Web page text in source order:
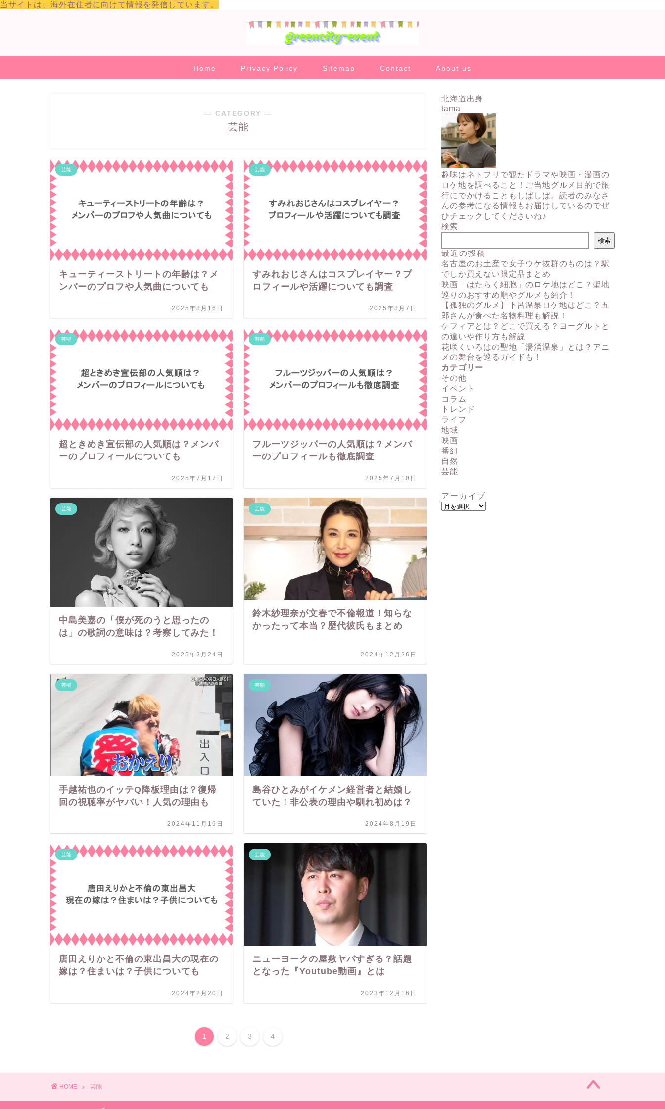
当サイトは、海外在住者に向けて情報を発信しています。
Home Privacy Policy Sitemap Contact About us
― CATEGORY ―
芸能
芸能
キューティーストリートの年齢は？メ
ンバーのプロフや人気曲についても
2025年8月16日
芸能
すみれおじさんはコスプレイヤー？プ
ロフィールや活躍についても調査
2025年8月7日
芸能
超ときめき宣伝部の人気順は？メンバ
ーのプロフィールについても
2025年7月17日
芸能
フルーツジッパーの人気順は？メンバ
ーのプロフィールも徹底調査
2025年7月10日
芸能
中島美嘉の「僕が死のうと思ったの
は」の歌詞の意味は？考察してみた！
2025年2月24日
芸能
鈴木紗理奈が文春で不倫報道！知らな
かったって本当？歴代彼氏もまとめ
2024年12月26日
芸能
手越祐也のイッテQ降板理由は？復帰
回の視聴率がヤバい！人気の理由も
2024年11月19日
芸能
島谷ひとみがイケメン経営者と結婚し
ていた！非公表の理由や馴れ初めは？
2024年8月19日
芸能
唐田えりかと不倫の東出昌大の現在の
嫁は？住まいは？子供についても
2024年2月20日
芸能
ニューヨークの屋敷ヤバすぎる？話題
となった『Youtube動画』とは
2023年12月16日
1 2 3 4
北海道出身
tama
趣味はネトフリで観たドラマや映画・漫画の
ロケ地を調べること！ご当地グルメ目的で旅
行にでかけることもしばしば。読者のみなさ
んの参考になる情報もお届けしているのでぜ
ひチェックしてくださいね♪
検索
検索
最近の投稿
名古屋のお土産で女子ウケ抜群のものは？駅
でしか買えない限定品まとめ
映画「はたらく細胞」のロケ地はどこ？聖地
巡りのおすすめ順やグルメも紹介！
【孤独のグルメ】下呂温泉ロケ地はどこ？五
郎さんが食べた名物料理も解説！
ケフィアとは？どこで買える？ヨーグルトと
の違いや作り方も解説
花咲くいろはの聖地「湯涌温泉」とは？アニ
メの舞台を巡るガイドも！
カテゴリー
その他
イベント
コラム
トレンド
ライフ
地域
映画
番組
自然
芸能
アーカイブ
ア
HOME 芸能